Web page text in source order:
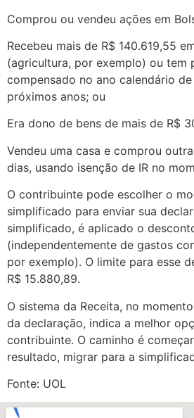
Comprou ou vendeu ações em
Recebeu mais de R$ 140.619,55
(agricultura, por exemplo) ou tem
compensado no ano calendário
próximos anos; ou
Era dono de bens de mais de R$
Vendeu uma casa e comprou
dias, usando isenção de IR no
O contribuinte pode escolher o
simplificado para enviar sua
simplificado, é aplicado o
(independentemente de gastos
por exemplo). O limite para esse
R$ 15.880,89.
O sistema da Receita, no
da declaração, indica a melhor
contribuinte. O caminho é
resultado, migrar para a
Fonte: UOL